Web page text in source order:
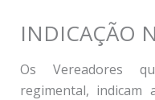
INDICAÇÃO
Os Vereadores
regimental, indicam